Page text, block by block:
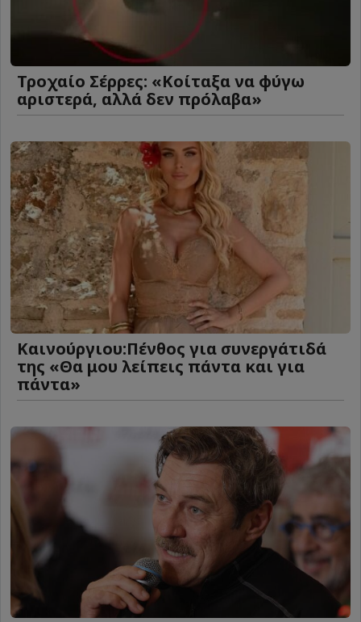
Τροχαίο Σέρρες: «Κοίταξα να φύγω
αριστερά, αλλά δεν πρόλαβα»
Καινούργιου:Πένθος για συνεργάτιδά
της «Θα μου λείπεις πάντα και για
πάντα»